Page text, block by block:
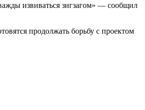
извиваться зигзагом» — сообщил
продолжать борьбу с проектом